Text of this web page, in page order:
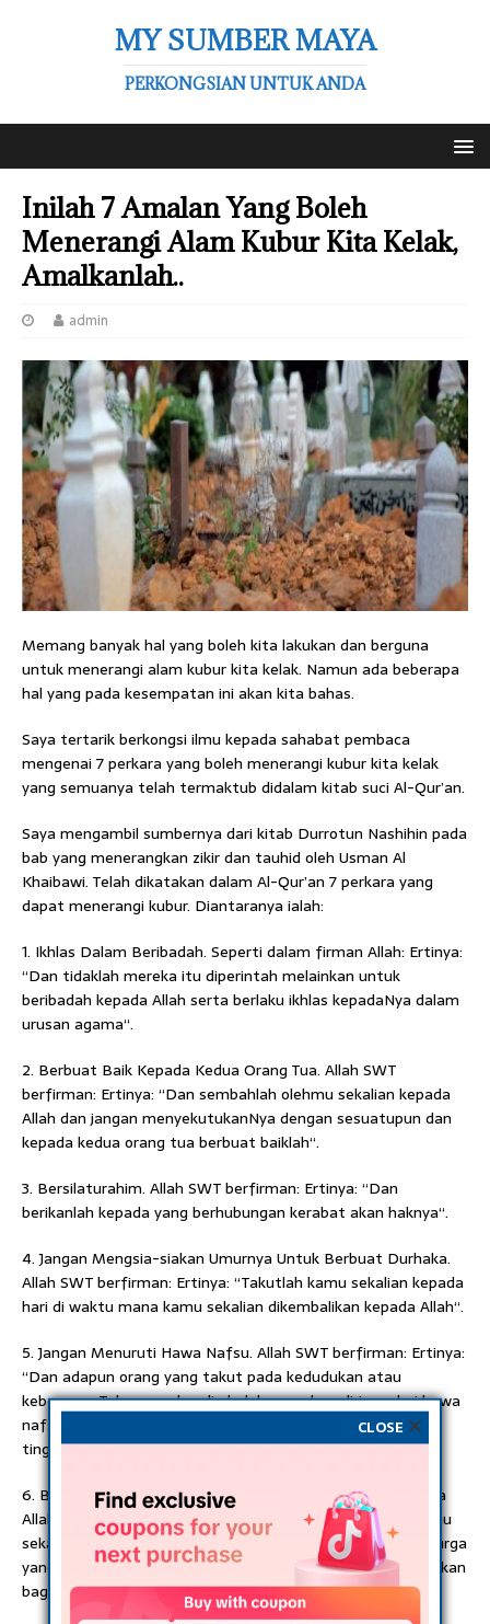
MY SUMBER MAYA
PERKONGSIAN UNTUK ANDA
Inilah 7 Amalan Yang Boleh
Menerangi Alam Kubur Kita Kelak,
Amalkanlah..
admin
Memang banyak hal yang boleh kita lakukan dan berguna
untuk menerangi alam kubur kita kelak. Namun ada beberapa
hal yang pada kesempatan ini akan kita bahas.
Saya tertarik berkongsi ilmu kepada sahabat pembaca
mengenai 7 perkara yang boleh menerangi kubur kita kelak
yang semuanya telah termaktub didalam kitab suci Al-Qur’an.
Saya mengambil sumbernya dari kitab Durrotun Nashihin pada
bab yang menerangkan zikir dan tauhid oleh Usman Al
Khaibawi. Telah dikatakan dalam Al-Qur’an 7 perkara yang
dapat menerangi kubur. Diantaranya ialah:
1. Ikhlas Dalam Beribadah. Seperti dalam firman Allah: Ertinya:
“Dan tidaklah mereka itu diperintah melainkan untuk
beribadah kepada Allah serta berlaku ikhlas kepadaNya dalam
urusan agama“.
2. Berbuat Baik Kepada Kedua Orang Tua. Allah SWT
berfirman: Ertinya: “Dan sembahlah olehmu sekalian kepada
Allah dan jangan menyekutukanNya dengan sesuatupun dan
kepada kedua orang tua berbuat baiklah“.
3. Bersilaturahim. Allah SWT berfirman: Ertinya: “Dan
berikanlah kepada yang berhubungan kerabat akan haknya“.
4. Jangan Mengsia-siakan Umurnya Untuk Berbuat Durhaka.
Allah SWT berfirman: Ertinya: “Takutlah kamu sekalian kepada
hari di waktu mana kamu sekalian dikembalikan kepada Allah“.
5. Jangan Menuruti Hawa Nafsu. Allah SWT berfirman: Ertinya:
“Dan adapun orang yang takut pada kedudukan atau
kebesaran Tuhannya dan dia boleh menahan dirinya dari hawa
nafsu, maka sesungguhnya syurga adalah menjadi tempat
tinggalnya“.
6. Bersungguh-sungguh Dalam Beribadah dan Taat Kepada
Allah. Allah SWT berfirman: Ertinya: “Dan bersegeralah kamu
sekalian mohon ampunan kepada Tuhanmu dan kepada syurga
yang luasnya seperti luas beberapa langit dan bumi disediakan
bagi orang-orang yang bertaqwa kepada Allah“.
CLOSE